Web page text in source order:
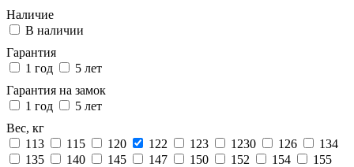
Наличие
В наличии
Гарантия
1 год
5 лет
Гарантия на замок
1 год
5 лет
Вес, кг
113
115 120 122 123 1230 126
134
135
140 145 147 150 152 154
155